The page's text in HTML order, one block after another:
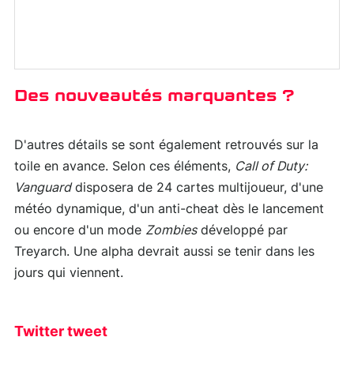
Des nouveautés marquantes ?
D'autres détails se sont également retrouvés sur la
toile en avance. Selon ces éléments, Call of Duty:
Vanguarddisposera de 24 cartes multijoueur, d'une
météo dynamique, d'un anti-cheat dès le lancement
ou encore d'un mode Zombiesdéveloppé par
Treyarch. Une alpha devrait aussi se tenir dans les
jours qui viennent.
Twitter tweet